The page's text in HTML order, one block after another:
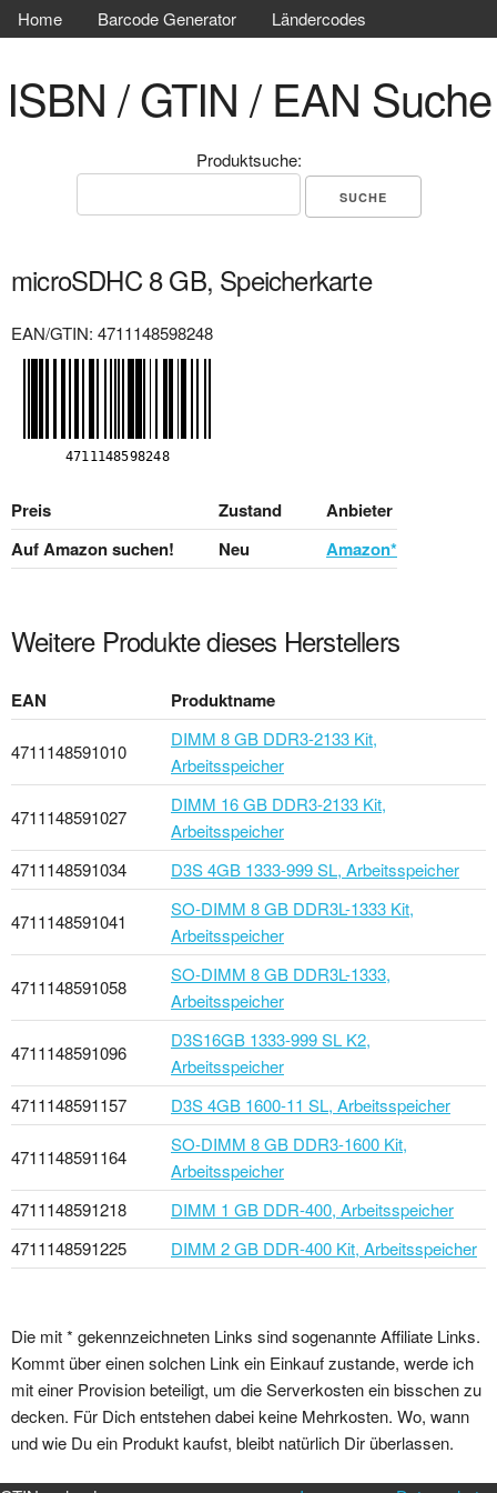
Home Barcode Generator Ländercodes
ISBN / GTIN / EAN Suche
Produktsuche:
microSDHC 8 GB, Speicherkarte
EAN/GTIN: 4711148598248
Preis Zustand
Anbieter
Auf Amazon suchen!
Neu Amazon*
Weitere Produkte dieses Herstellers
EAN Produktname
4711148591010
DIMM 8 GB DDR3-2133 Kit,
Arbeitsspeicher
4711148591027
DIMM 16 GB DDR3-2133 Kit,
Arbeitsspeicher
4711148591034
D3S 4GB 1333-999 SL, Arbeitsspeicher
4711148591041
SO-DIMM 8 GB DDR3L-1333 Kit,
Arbeitsspeicher
4711148591058
SO-DIMM 8 GB DDR3L-1333,
Arbeitsspeicher
4711148591096
D3S16GB 1333-999 SL K2,
Arbeitsspeicher
4711148591157
D3S 4GB 1600-11 SL, Arbeitsspeicher
4711148591164
SO-DIMM 8 GB DDR3-1600 Kit,
Arbeitsspeicher
4711148591218
DIMM 1 GB DDR-400, Arbeitsspeicher
4711148591225
DIMM 2 GB DDR-400 Kit, Arbeitsspeicher
Die mit * gekennzeichneten Links sind sogenannte Affiliate Links.
Kommt über einen solchen Link ein Einkauf zustande, werde ich
mit einer Provision beteiligt, um die Serverkosten ein bisschen zu
decken. Für Dich entstehen dabei keine Mehrkosten. Wo, wann
und wie Du ein Produkt kaufst, bleibt natürlich Dir überlassen.